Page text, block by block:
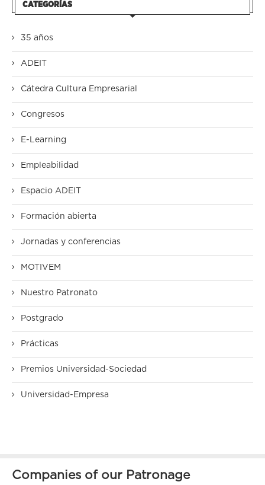
CATEGORÍAS
35 años
ADEIT
Cátedra Cultura Empresarial
Congresos
E-Learning
Empleabilidad
Espacio ADEIT
Formación abierta
Jornadas y conferencias
MOTIVEM
Nuestro Patronato
Postgrado
Prácticas
Premios Universidad-Sociedad
Universidad-Empresa
Companies of our Patronage